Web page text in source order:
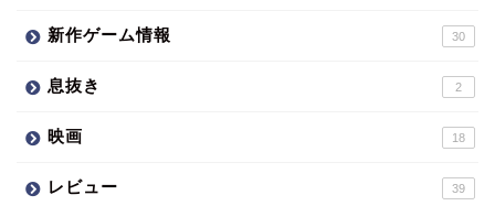
新作ゲーム情報 30
息抜き 2
映画 18
レビュー 39